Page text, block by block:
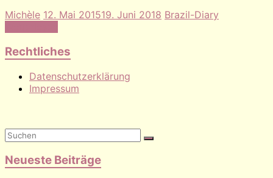
Michèle 12. Mai 201519. Juni 2018 Brazil-Diary
Rechtliches
Datenschutzerklärung
Impressum
Neueste Beiträge